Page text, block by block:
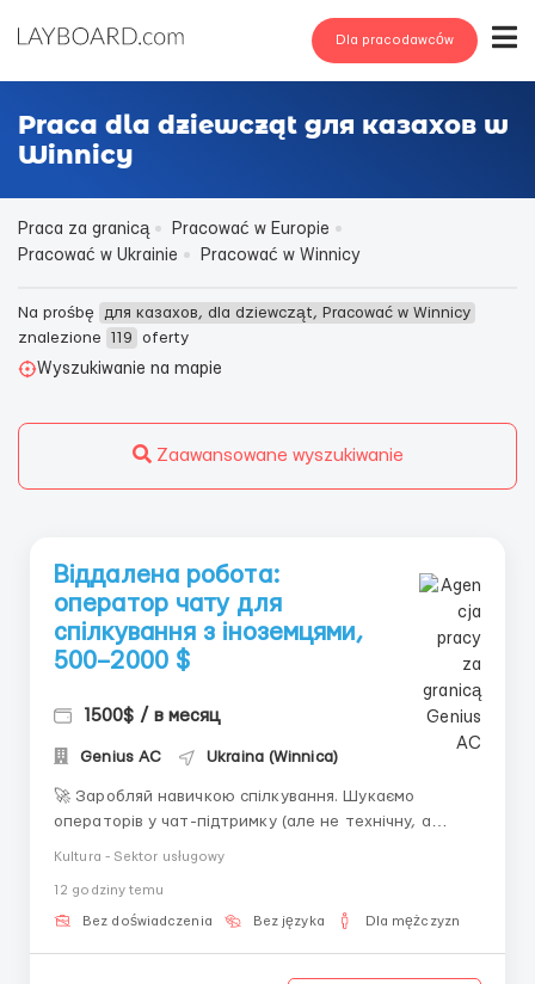
Dla pracodawców
Praca dla dziewcząt для казахов w
Winnicy
Praca za granicą
Pracować w Europie
Pracować w Ukrainie
Pracować w Winnicy
Na prośbę для казахов, dla dziewcząt, Pracować w Winnicy
znalezione
119
oferty
Wyszukiwanie na mapie
Zaawansowane wyszukiwanie
Віддалена робота:
оператор чату для
спілкування з іноземцями,
500–2000 $
1500$ / в месяц
Genius AС Ukraina (Winnica)
🚀 Заробляй навичкою спілкування. Шукаємо
операторів у чат-підтримку (але не технічну, а
комунікативну). 💬 Що робити: — Відповідати на
викликати інтерес — Діяти за перевіреною
системою 📌 Хто потрібен: — Власник ПК/ноутбука
Kultura - Sektor usługowy
12 godziny temu
Bez doświadczenia Bez języka Dla mężczyzn